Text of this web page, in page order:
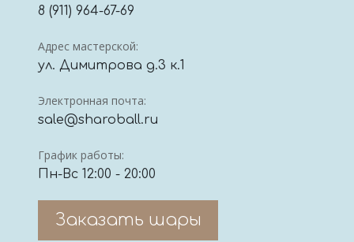
8 (911) 964-67-69
Адрес мастерской:
ул. Димитрова д.3 к.1
Электронная почта:
sale@sharoball.ru
График работы:
Пн-Вс 12:00 - 20:00
Заказать шары